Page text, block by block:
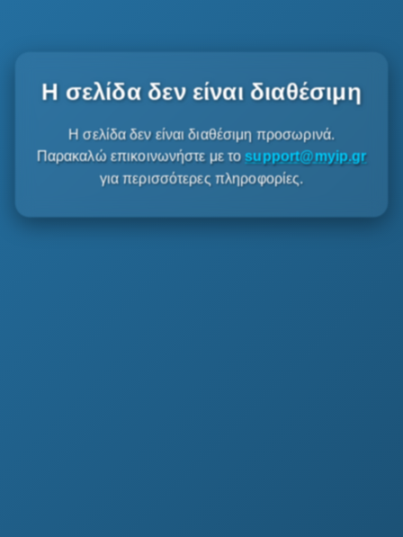
Η σελίδα δεν είναι διαθέσιμη
Η σελίδα δεν είναι διαθέσιμη προσωρινά.
Παρακαλώ επικοινωνήστε με το support@myip.gr
για περισσότερες πληροφορίες.